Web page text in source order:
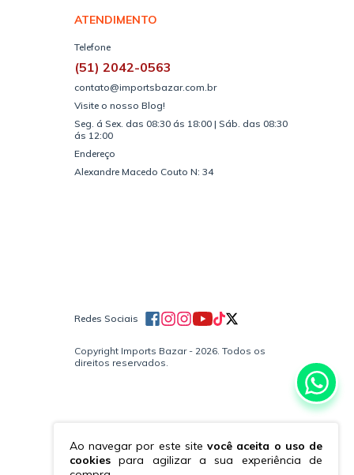
Ao navegar por este sitevocê aceita o uso de
cookies para agilizar a sua experiência de
ATENDIMENTO
Telefone
(51) 2042-0563
contato@importsbazar.com.br
Visite o nosso Blog!
Seg. á Sex. das 08:30 ás 18:00 | Sáb. das 08:30
ás 12:00
Endereço
Alexandre Macedo Couto N: 34
Redes Sociais
Copyright Imports Bazar - 2026. Todos os
direitos reservados.